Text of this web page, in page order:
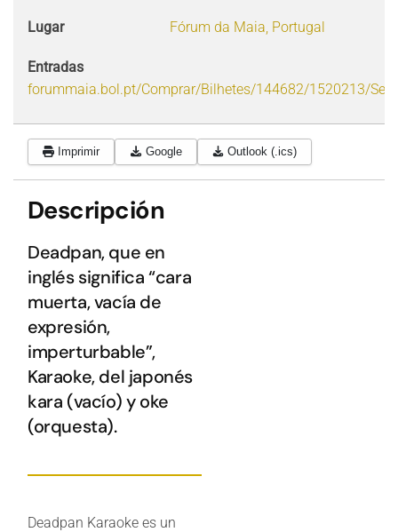
Lugar Fórum da Maia, Portugal
Entradas
forummaia.bol.pt/Comprar/Bilhetes/144682/1520213/
Imprimir Google Outlook (.ics)
Descripción
Deadpan, que en
inglés significa “cara
muerta, vacía de
expresión,
imperturbable”,
Karaoke, del japonés
kara (vacío) y oke
(orquesta).
Deadpan Karaoke es un